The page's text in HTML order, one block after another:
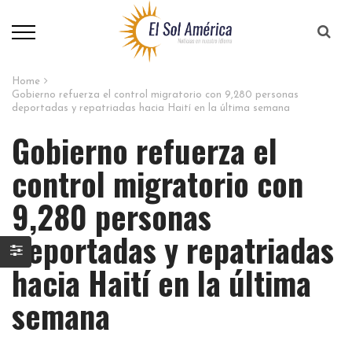
Home
Gobierno refuerza el control migratorio con 9,280 personas
deportadas y repatriadas hacia Haití en la última semana
Gobierno refuerza el
control migratorio con
9,280 personas
deportadas y repatriadas
hacia Haití en la última
semana